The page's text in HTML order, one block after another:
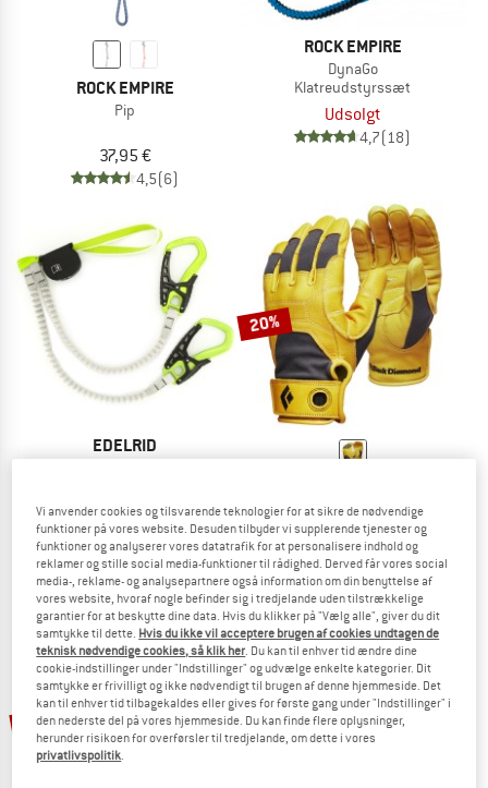
ROCK EMPIRE
Pip
37,95 €
4,5(6)
ROCK EMPIRE
DynaGo
Klatreudstyrssæt
Udsolgt
4,7(18)
EDELRID
fra 106,21 €
4,7(3)
20%
Transition Gloves
49,95 € 39,96 €
4,5(13)
20% 15%
Vi anvender cookies og tilsvarende teknologier for at sikre de nødvendige
funktioner på vores website. Desuden tilbyder vi supplerende tjenester og
funktioner og analyserer vores datatrafik for at personalisere indhold og
reklamer og stille social media-funktioner til rådighed. Derved får vores social
media-, reklame- og analysepartnere også information om din benyttelse af
vores website, hvoraf nogle befinder sig i tredjelande uden tilstrækkelige
garantier for at beskytte dine data. Hvis du klikker på "Vælg alle", giver du dit
samtykke til dette. Hvis du ikke vil acceptere brugen af cookies undtagen de
teknisk nødvendige cookies, så klik her. Du kan til enhver tid ændre dine
cookie-indstillinger under "Indstillinger" og udvælge enkelte kategorier. Dit
samtykke er frivilligt og ikke nødvendigt til brugen af denne hjemmeside. Det
kan til enhver tid tilbagekaldes eller gives for første gang under "Indstillinger" i
den nederste del på vores hjemmeside. Du kan finde flere oplysninger,
herunder risikoen for overførsler til tredjelande, om dette i vores
privatlivspolitik.